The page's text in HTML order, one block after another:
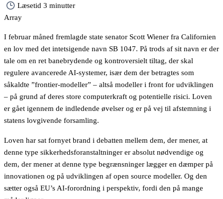
Læsetid 3 minutter
Array
I februar måned fremlagde state senator Scott Wiener fra Californien
en lov med det intetsigende navn SB 1047. På trods af sit navn er der
tale om en ret banebrydende og kontroversielt tiltag, der skal
regulere avancerede AI-systemer, især dem der betragtes som
såkaldte ”frontier-modeller” – altså modeller i front for udviklingen
– på grund af deres store computerkraft og potentielle risici. Loven
er gået igennem de indledende øvelser og er på vej til afstemning i
statens lovgivende forsamling.
Loven har sat fornyet brand i debatten mellem dem, der mener, at
denne type sikkerhedsforanstaltninger er absolut nødvendige og
dem, der mener at denne type begrænsninger lægger en dæmper på
innovationen og på udviklingen af open source modeller. Og den
sætter også EU’s AI-forordning i perspektiv, fordi den på mange